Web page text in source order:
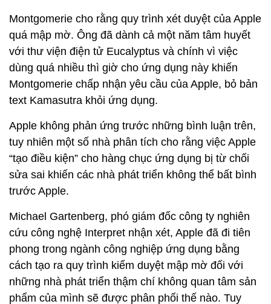
Montgomerie cho rằng quy trình xét duyệt của Apple
quá mập mờ. Ông đã dành cả một năm tâm huyết
với thư viện điện tử Eucalyptus và chính vì việc
dùng quá nhiều thì giờ cho ứng dụng này khiến
Montgomerie chấp nhận yêu cầu của Apple, bỏ bản
text Kamasutra khỏi ứng dụng.
Apple không phản ứng trước những bình luận trên,
tuy nhiên một số nhà phân tích cho rằng việc Apple
“tạo điều kiện” cho hàng chục ứng dụng bị từ chối
sửa sai khiến các nhà phát triển không thể bất bình
trước Apple.
Michael Gartenberg, phó giám đốc công ty nghiên
cứu công nghệ Interpret nhận xét, Apple đã đi tiên
phong trong ngành công nghiệp ứng dụng bằng
cách tạo ra quy trình kiểm duyệt mập mờ đối với
những nhà phát triển thậm chí không quan tâm sản
phẩm của mình sẽ được phân phối thế nào. Tuy